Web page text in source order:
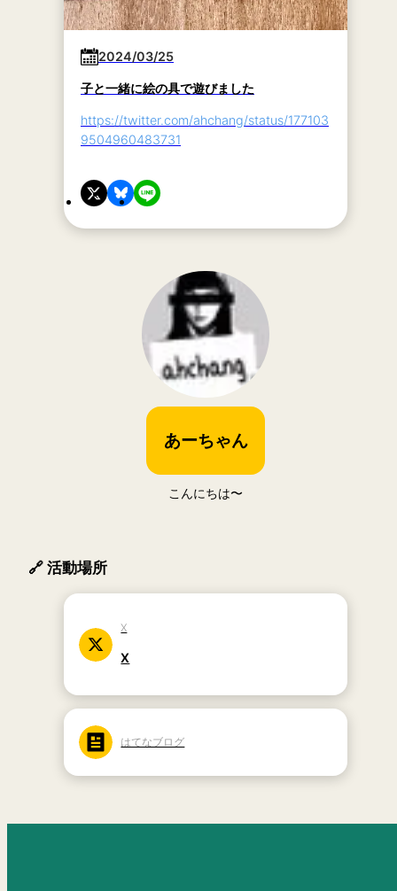
2024/03/25
子と一緒に絵の具で遊びました
https://twitter.com/ahchang/status/177103
9504960483731
あーちゃん
こんにちは〜
🔗 活動場所
X
X
はてなブログ